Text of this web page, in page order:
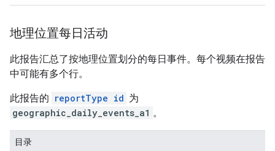
地理位置每日活动
此报告汇总了按地理位置划分的每日事件。每个视频在报告
中可能有多个行。
此报告的 reportType id 为
geographic_daily_events_a1 。
目录